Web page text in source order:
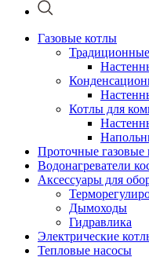
Газовые котлы
Традиционные
Котлы для
Проточные газовые
Водонагреватели
Аксессуары для
Дымоходы
Гидравлика
Электрические
Тепловые насосы